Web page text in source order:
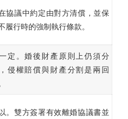
協議中約定由對方清償，並保
履行時的強制執行條款。
定。婚後財產原則上仍須分
侵權賠償與財產分割是兩回
。雙方簽署有效離婚協議書並